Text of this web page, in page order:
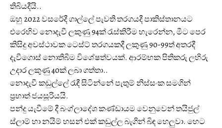
තිබියදීයි..
ඔහු 2022 වසරේදී ගාල්ලේ පැවති තරගයදී පාකිස්තානයට
එරෙහිව නොදැවී ලකුණු 94ක් රැස්කිරීම හැරෙන්න, මීට පෙර
කිසිදු අවස්ථාවක ටෙස්ට් තරගයකදී ලකුණු 90-99ත් අතරදී
දැවීගොස් නොතිබීම විශේෂත්වයක්. ආරම්භක පිතිකරු ලහිරු
උදාර ලකුණු 40ක් ලබා ගත්තා..
නොදැවී කඩුල්ලේ රැඳී සිටින්නේ පැතුම් නිස්සංක සමගින්
ප්‍රභාත් ජයසූරියයි.
පන්දු යැවීමේ දී බංග්ලාදේශ කණ්ඩායම වෙනුවෙන් තයිජුල්
ස්ලාම් හා නයිම් හසන් එක් කඩුල්ල බැගින් බිඳ හෙලුවා. හෙට